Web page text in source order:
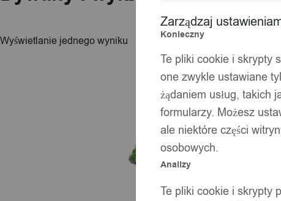
Wyświetlanie jednego wyniku
Zarządzaj
Konieczny
Te pliki cookie i skrypty
one zwykle ustawiane
żądaniem usług, takich
formularzy. Możesz
ale niektóre części
osobowych.
Analizy
Te pliki cookie i skrypty